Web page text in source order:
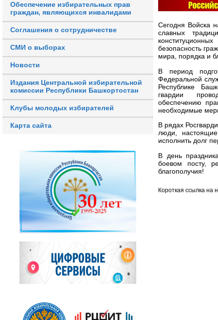
Обеспечение избирательных прав
граждан, являющихся инвалидами
Соглашения о сотрудничестве
СМИ о выборах
Новости
Издания Центральной избирательной
комиссии Республики Башкортостан
Клубы молодых избирателей
Карта сайта
Сегодня Войска
славных
безопасность
мира, порядка и
В период
Федеральной
Республике
гвардии
обеспечению
необходимые
В рядах
люди,
исполнить долг
В день
боевом посту,
благополучия!
Короткая ссылка на